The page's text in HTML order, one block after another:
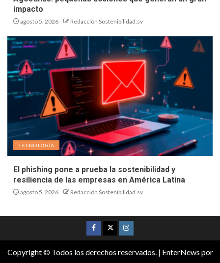
impacto
agosto 5, 2026 Redacción Sostenibilidad.sv
TECNOLOGÍA
El phishing pone a prueba la sostenibilidad y
resiliencia de las empresas en América Latina
agosto 5, 2026 Redacción Sostenibilidad.sv
Copyright © Todos los derechos reservados. | EnterNews por